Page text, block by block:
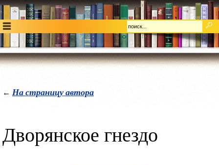
← На страницу автора
Дворянское гнездо